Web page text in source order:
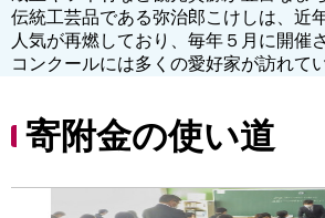
伝統工芸品である弥治郎こけしは、近
人気が再燃しており、毎年５月に開催
コンクールには多くの愛好家が訪れて
寄附金の使い道